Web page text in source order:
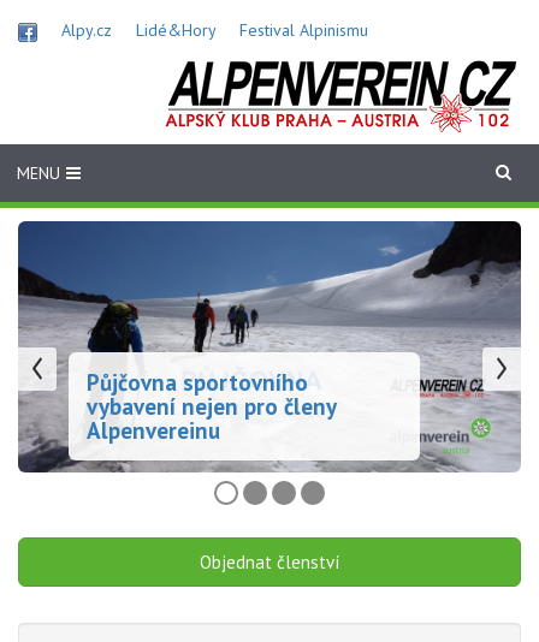
Alpy.cz Lidé&Hory Festival Alpinismu
MENU
Půjčovna sportovního vybavení
nejen pro členy Alpenvereinu
Objednat členství